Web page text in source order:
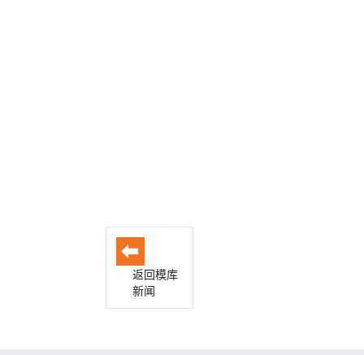
返回模库
新闻